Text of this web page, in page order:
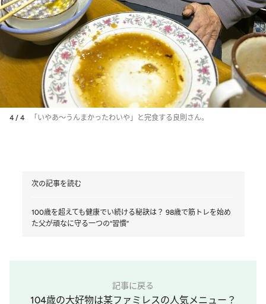
4 / 4 「いやあ～うんまかったわいや」と完食する良則さん。
次の記事を読む
100歳を超えても健康でい続ける秘訣は？ 98歳で筋トレを始め
た父が頑なに守る一つの“習慣”
記事に戻る
104歳の大好物は某ファミレスの人気メニュー？